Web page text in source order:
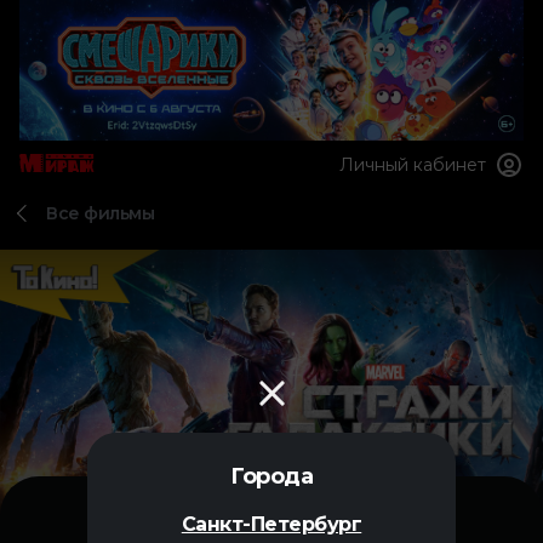
Города
Санкт-Петербург
Личный кабинет
Все фильмы